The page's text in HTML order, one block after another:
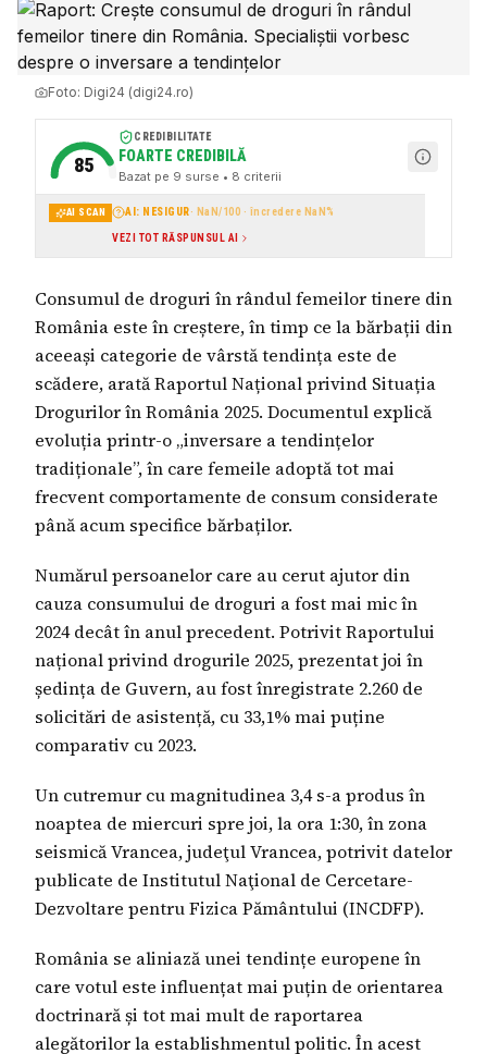
Foto: Digi24 (digi24.ro)
85
CREDIBILITATE
FOARTE CREDIBILĂ
Bazat pe 9 surse • 8 criterii
AI SCAN AI: NESIGUR· NaN/100 · încredere NaN%
VEZI TOT RĂSPUNSUL AI
Consumul de droguri în rândul femeilor tinere din
România este în creștere, în timp ce la bărbații din
aceeași categorie de vârstă tendința este de
scădere, arată Raportul Național privind Situația
Drogurilor în România 2025. Documentul explică
evoluția printr-o „inversare a tendințelor
tradiționale”, în care femeile adoptă tot mai
frecvent comportamente de consum considerate
până acum specifice bărbaților.
Numărul persoanelor care au cerut ajutor din
cauza consumului de droguri a fost mai mic în
2024 decât în anul precedent. Potrivit Raportului
național privind drogurile 2025, prezentat joi în
ședința de Guvern, au fost înregistrate 2.260 de
solicitări de asistență, cu 33,1% mai puține
comparativ cu 2023.
Un cutremur cu magnitudinea 3,4 s-a produs în
noaptea de miercuri spre joi, la ora 1:30, în zona
seismică Vrancea, judeţul Vrancea, potrivit datelor
publicate de Institutul Naţional de Cercetare-
Dezvoltare pentru Fizica Pământului (INCDFP).
România se aliniază unei tendințe europene în
care votul este influențat mai puțin de orientarea
doctrinară și tot mai mult de raportarea
alegătorilor la establishmentul politic. În acest